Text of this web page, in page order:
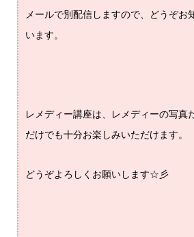
メールで別配信しますので、どうぞお
います。
レメディー講座は、レメディーの写真
だけでも十分お楽しみいただけます。
どうぞよろしくお願いします☆彡